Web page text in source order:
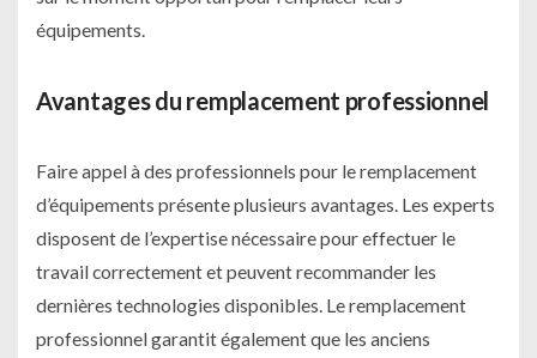
équipements.
Avantages du remplacement professionnel
Faire appel à des professionnels pour le remplacement
d’équipements présente plusieurs avantages. Les experts
disposent de l’expertise nécessaire pour effectuer le
travail correctement et peuvent recommander les
dernières technologies disponibles. Le remplacement
professionnel garantit également que les anciens